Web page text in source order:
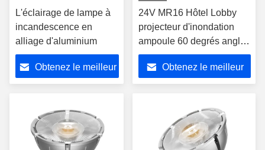
L'éclairage de lampe à
incandescence en
alliage d'aluminium
Obtenez le meilleur
24V MR16 Hôtel Lobby
projecteur d'inondation
ampoule 60 degrés angle
de faisceau 2700K lumière
chaudeObtenez le meilleur